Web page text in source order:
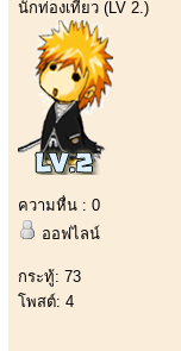
นักท่องเที่ยว (LV 2.)
ความหื่น : 0
ออฟไลน์
กระทู้: 73
โพสต์: 4